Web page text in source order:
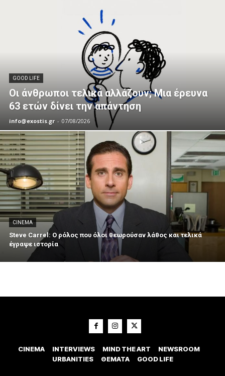
GOOD LIFE
Οι άνθρωποι τελικά αλλάζουν; Μια έρευνα
63 ετών δίνει την απάντηση
info@exostis.gr - 07/08/2026
CINEMA
Steve Carrel: Ο ρόλος που όλοι θεωρούσαν λάθος και τελικά
έγραψε ιστορία
CINEMA INTERVIEWS MIND THE ART
NEWSROOM
URBANITIES
ΘΕΜΑΤΑ GOOD LIFE